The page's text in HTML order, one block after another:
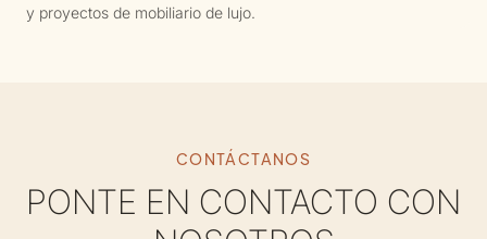
y proyectos de mobiliario de lujo.
CONTÁCTANOS
PONTE EN CONTACTO CON